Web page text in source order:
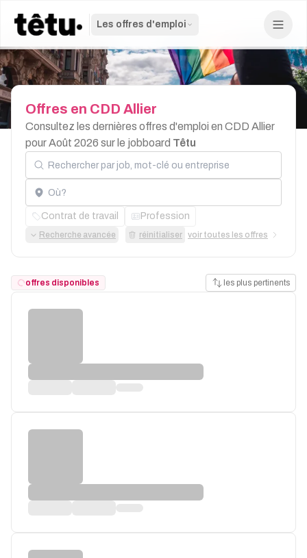
Les offres d'emploi
Offres en CDD Allier
Consultez les dernières offres d'emploi en CDD Allier
pour Août 2026 sur le jobboard Têtu
Rechercher par job, mot-clé ou entreprise
Localisation
Contrat de travail Profession
Recherche avancée réinitialiser voir toutes les offres
offres disponibles les plus pertinents